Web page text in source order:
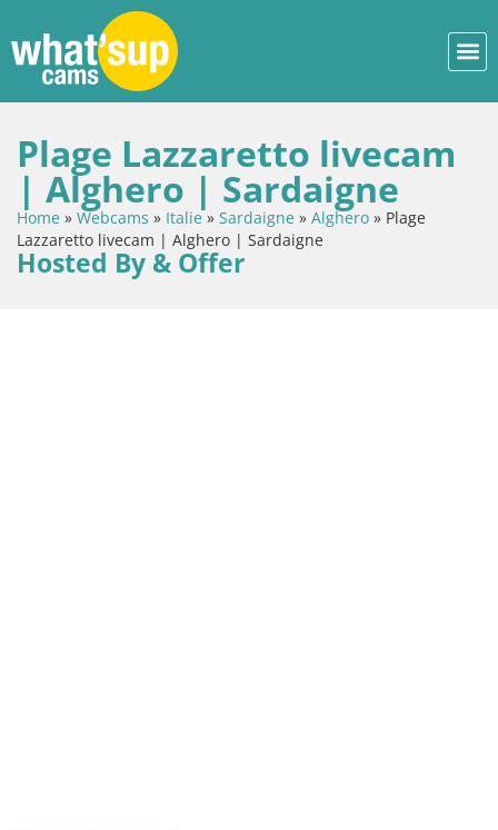
Plage Lazzaretto livecam
| Alghero | Sardaigne
Home » Webcams » Italie» Sardaigne » Alghero » Plage
Lazzaretto livecam | Alghero | Sardaigne
Hosted By & Offer